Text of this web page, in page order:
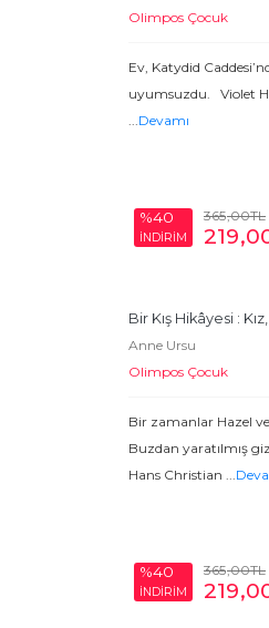
Olimpos Çocuk
Ev, Katydid
uyumsuzdu. Violet
...Devamı
%40
İNDİRİM
365,00TL
219
Bir Kış Hikâyesi :
Anne Ursu
Olimpos Çocuk
Bir zamanlar Hazel
Buzdan yaratılmış
Hans Christian ...
%40
İNDİRİM
365,00TL
219